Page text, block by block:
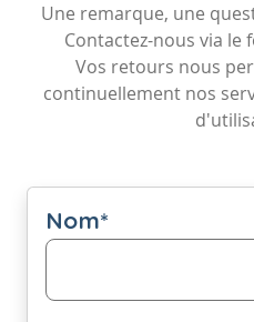
Une remarque, une
Contactez-nous via le
Vos retours nous
continuellement nos
Nom*